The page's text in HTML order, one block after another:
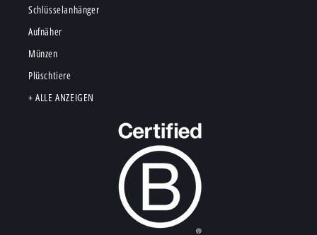
Schlüsselanhänger
Aufnäher
Münzen
Plüschtiere
+ ALLE ANZEIGEN